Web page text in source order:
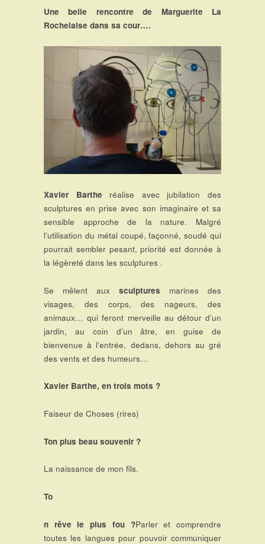
Une belle rencontre de Marguerite La
Rochelaise dans sa cour….
Xavier Barthe réalise avec jubilation des
sculptures en prise avec son imaginaire et sa
sensible approche de la nature. Malgré
l’utilisation du métal coupé, façonné, soudé qui
pourrait sembler pesant, priorité est donnée à
la légèreté dans les sculptures .
Se mêlent aux sculptures marines des
visages, des corps, des nageurs, des
animaux… qui feront merveille au détour d’un
jardin, au coin d’un âtre, en guise de
bienvenue à l’entrée, dedans, dehors au gré
des vents et des humeurs…
Xavier Barthe, en trois mots ?
Faiseur de Choses (rires)
Ton plus beau souvenir ?
La naissance de mon fils.
To
n rêve le plus fou ?Parler et comprendre
toutes les langues pour pouvoir communiquer